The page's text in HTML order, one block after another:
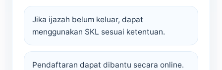
Jika ijazah belum keluar, dapat
menggunakan SKL sesuai ketentuan.
Pendaftaran dapat dibantu secara online.